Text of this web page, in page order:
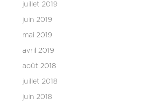
juillet 2019
juin 2019
mai 2019
avril 2019
août 2018
juillet 2018
juin 2018